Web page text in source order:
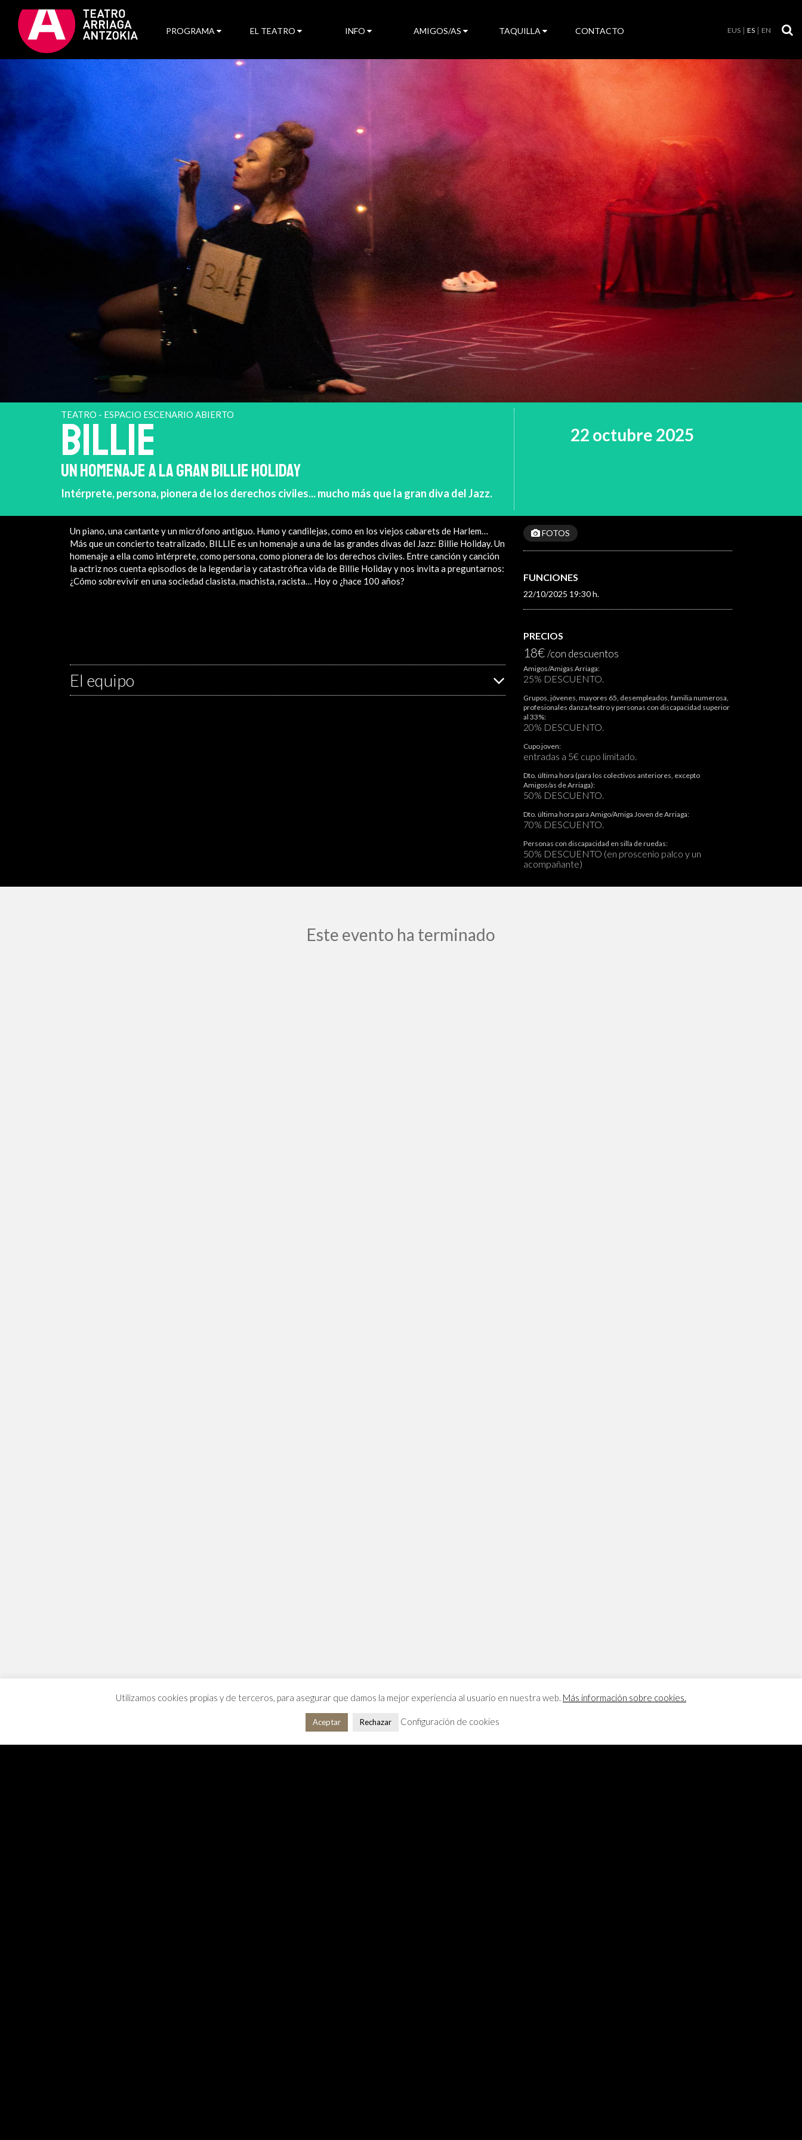
PROGRAMA EL TEATRO INFO AMIGOS/AS TAQUILLA CONTACTO EUS ES EN
TEATRO - ESPACIO ESCENARIO ABIERTO
BILLIE
UN HOMENAJE A LA GRAN BILLIE HOLIDAY
Intérprete, persona, pionera de los derechos civiles... mucho más que la gran diva del Jazz.
22 octubre 2025
Un piano, una cantante y un micrófono antiguo. Humo y candilejas, como en los viejos cabarets de Harlem…
Más que un concierto teatralizado, BILLIE es un homenaje a una de las grandes divas del Jazz: Billie Holiday. Un
homenaje a ella como intérprete, como persona, como pionera de los derechos civiles. Entre canción y canción
la actriz nos cuenta episodios de la legendaria y catastrófica vida de Billie Holiday y nos invita a preguntarnos:
¿Cómo sobrevivir en una sociedad clasista, machista, racista… Hoy o ¿hace 100 años?
El equipo
FOTOS
FUNCIONES
22/10/2025 19:30 h.
PRECIOS
18€/con descuentos
Amigos/Amigas Arriaga:
25% DESCUENTO.
Grupos, jóvenes, mayores 65, desempleados, familia numerosa,
profesionales danza/teatro y personas con discapacidad superior
al 33%:
20% DESCUENTO.
Cupo joven:
entradas a 5€ cupo limitado.
Dto. última hora (para los colectivos anteriores, excepto
Amigos/as de Arriaga):
50% DESCUENTO.
Dto. última hora para Amigo/Amiga Joven de Arriaga:
70% DESCUENTO.
Personas con discapacidad en silla de ruedas:
50% DESCUENTO (en proscenio palco y un
acompañante)
Este evento ha terminado
Utilizamos cookies propias y de terceros, para asegurar que damos la mejor experiencia al usuario en nuestra web. Más información sobre cookies.
Aceptar Rechazar Configuración de cookies